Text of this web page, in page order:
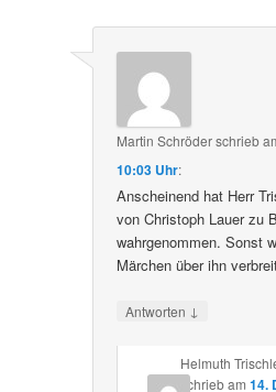
Martin Schröderschrieb
10:03 Uhr:
Anscheinend hat Herr
von Christoph Lauer zu
wahrgenommen. Sonst
Märchen über ihn
Antworten ↓
Helmuth
schriebam 14.